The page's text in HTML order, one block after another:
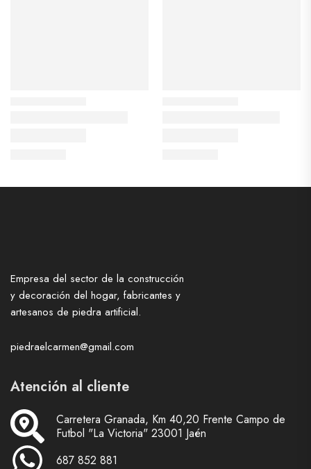
Empresa del sector de la construcción
y decoración del hogar, fabricantes y
artesanos de piedra artificial.
piedraelcarmen@gmail.com
Atención al cliente
Carretera Granada, Km 40,20 Frente Campo de
Futbol "La Victoria" 23001 Jaén
687 852 881